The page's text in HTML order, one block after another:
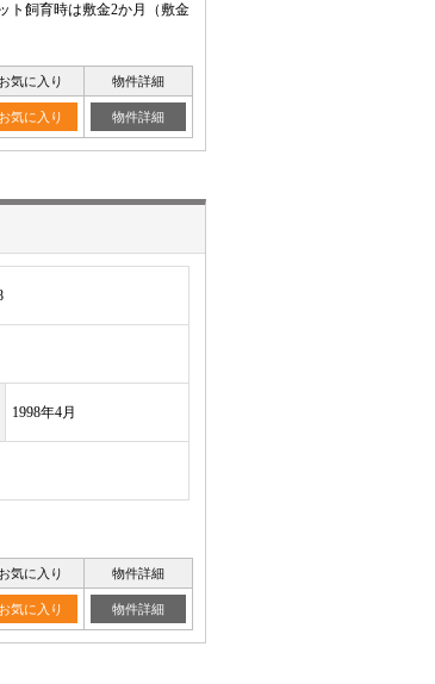
飼育時は敷金2か月（敷金
お気に入り 物件詳細
お気に入り 物件詳細
1998年4月
お気に入り 物件詳細
お気に入り 物件詳細